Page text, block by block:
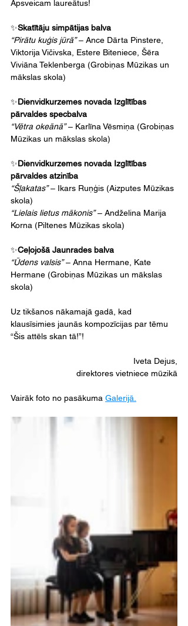
Apsveicam laureātus!
✨Skatītāju simpātijas balva
“Pirātu kuģis jūrā” – Ance Dārta Pinstere,
Viktorija Vičivska, Estere Biteniece, Šēra
Viviāna Teklenberga (Grobiņas Mūzikas un
mākslas skola)
✨Dienvidkurzemes novada Izglītības
pārvaldes specbalva
“Vētra okeānā” – Karlīna Vēsmiņa (Grobiņas
Mūzikas un mākslas skola)
✨Dienvidkurzemes novada Izglītības
pārvaldes atzinība
“Šļakatas” – Ikars Ruņģis (Aizputes Mūzikas
skola)
“Lielais lietus mākonis” – Andželina Marija
Korna (Piltenes Mūzikas skola)
✨Ceļojošā Jaunrades balva
“Ūdens valsis” – Anna Hermane, Kate
Hermane (Grobiņas Mūzikas un mākslas
skola)
Uz tikšanos nākamajā gadā, kad
klausīsimies jaunās kompozīcijas par tēmu
“Šis attēls skan tā!”!
Iveta Dejus,
direktores vietniece mūzikā
Vairāk foto no pasākuma Galerijā.